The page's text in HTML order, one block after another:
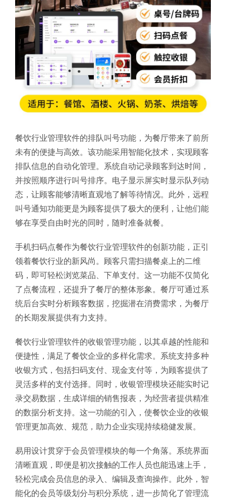
餐饮行业管理软件的排队叫号功能，为餐厅带来了前所
未有的便捷与高效。该功能采用智能化技术，实现顾客
排队信息的自动化管理。系统自动记录顾客到达时间，
并按照顺序进行叫号排序。电子显示屏实时显示队列动
态，让顾客能够清晰直观地了解等待情况。此外，远程
叫号通知功能更是为顾客提供了极大的便利，让他们能
够在享受自由时光的同时，随时准备就餐。
手机扫码点餐作为餐饮行业管理软件的创新功能，正引
领着餐饮行业的新风尚。顾客只需扫描餐桌上的二维
码，即可轻松浏览菜品、下单支付。这一功能不仅简化
了点餐流程，还提升了餐厅的整体形象。餐厅可通过系
统后台实时分析顾客数据，挖掘潜在消费需求，为餐厅
的长期发展提供有力支持。
餐饮行业管理软件的收银管理功能，以其卓越的性能和
便捷性，满足了餐饮企业的多样化需求。系统支持多种
收银方式，包括扫码支付、现金支付等，为顾客提供了
灵活多样的支付选择。同时，收银管理模块还能实时记
录交易数据，生成详细的销售报表，为经营者提供精准
的数据分析支持。这一功能的引入，使餐饮企业的收银
管理更加高效、规范，助力企业实现持续稳健发展。
易用设计贯穿于会员管理模块的每一个角落。系统界面
清晰直观，即便是初次接触的工作人员也能迅速上手，
轻松完成会员信息的录入、编辑及查询操作。此外，智
能化的会员等级划分与积分系统，进一步简化了管理流